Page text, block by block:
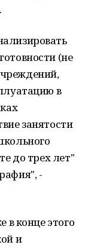
(не
в
занятости
до трех лет"
-
в конце этого
и